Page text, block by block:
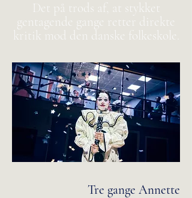
Det på trods af, at stykket
gentagende gange retter direkte
kritik mod den danske folkeskole.
Tre gange Annette